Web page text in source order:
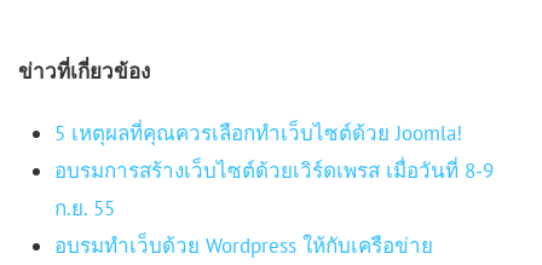
ข่าวที่เกี่ยวข้อง
5 เหตุผลที่คุณควรเลือกทำเว็บไซต์ด้วย Joomla!
อบรมการสร้างเว็บไซต์ด้วยเวิร์ดเพรส เมื่อวันที่ 8-9
ก.ย. 55
อบรมทำเว็บด้วย Wordpress ให้กับเครือข่าย